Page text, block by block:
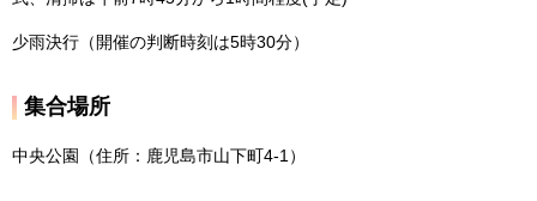
少雨決行（開催の判断時刻は5時30分）
集合場所
中央公園（住所：鹿児島市山下町4-1）